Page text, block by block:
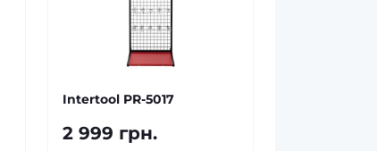
Intertool PR-5017
2 999 грн.